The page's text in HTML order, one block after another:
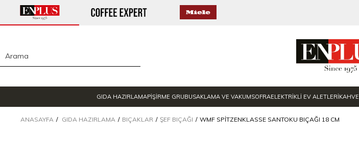
GIDA HAZIRLAMAPİŞİRME GRUBUSAKLAMA VE VAKUMSOFRAELEKTRİKLİ EV ALETLERİKAHVE
ANASAYFA GIDA HAZIRLAMA BIÇAKLAR ŞEF BIÇAĞI WMF SPITZENKLASSE SANTOKU BIÇAĞI 18 CM